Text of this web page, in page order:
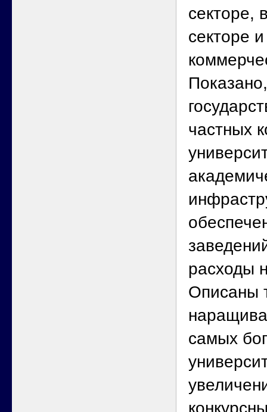
секторе,
секторе
частных
расходы
Описаны
самых